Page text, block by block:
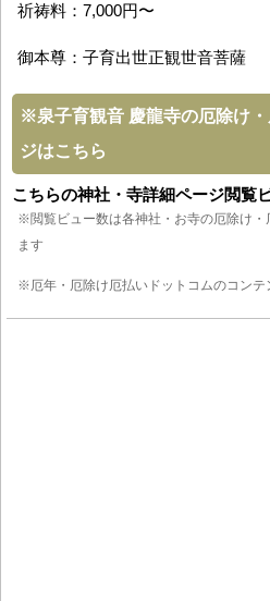
祈祷料：7,000円〜
御本尊：子育出世正観世音菩薩
※泉子育観音 慶龍寺の厄除け
ジはこちら
こちらの神社・寺詳細ページ閲覧
※閲覧ビュー数は各神社・お寺の厄除け
ます
※厄年・厄除け厄払いドットコムのコンテ